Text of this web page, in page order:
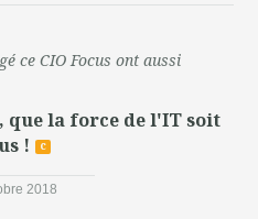
ce CIO Focus ont aussi
que la force de l'IT soit
!
c
2018